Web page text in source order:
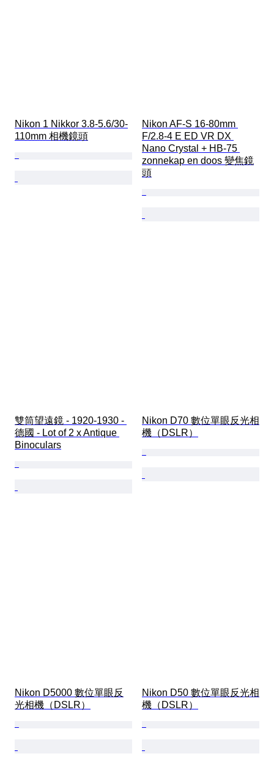
Nikon 1 Nikkor 3.8-5.6/30-
110mm 相機鏡頭
Nikon AF-S 16-80mm
F/2.8-4 E ED VR DX
Nano Crystal + HB-75
zonnekap en doos 變焦鏡
頭
雙筒望遠鏡 - 1920-1930 -
德國 - Lot of 2 x Antique
Binoculars
Nikon D70 數位單眼反光相
機（DSLR）
Nikon D5000 數位單眼反
光相機（DSLR）
Nikon D50 數位單眼反光相
機（DSLR）